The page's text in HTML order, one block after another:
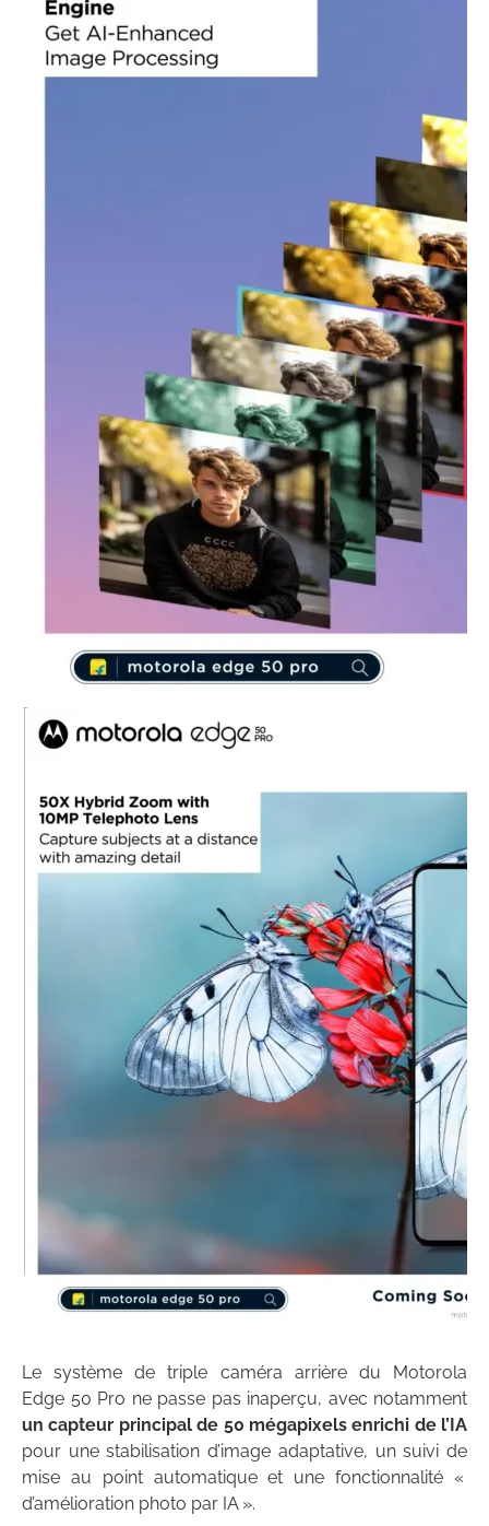
Le système de triple caméra arrière du Motorola
Edge 50 Pro ne passe pas inaperçu, avec notamment
un capteur principal de 50 mégapixels enrichi de l’IA
pour une stabilisation d’image adaptative, un suivi de
mise au point automatique et une fonctionnalité «
d’amélioration photo par IA ».